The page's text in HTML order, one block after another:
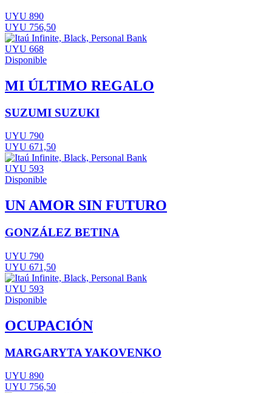
UYU 890
UYU 756,50
UYU 668
Disponible
MI ÚLTIMO REGALO
SUZUMI SUZUKI
UYU 790
UYU 671,50
UYU 593
Disponible
UN AMOR SIN FUTURO
GONZÁLEZ BETINA
UYU 790
UYU 671,50
UYU 593
Disponible
OCUPACIÓN
MARGARYTA YAKOVENKO
UYU 890
UYU 756,50